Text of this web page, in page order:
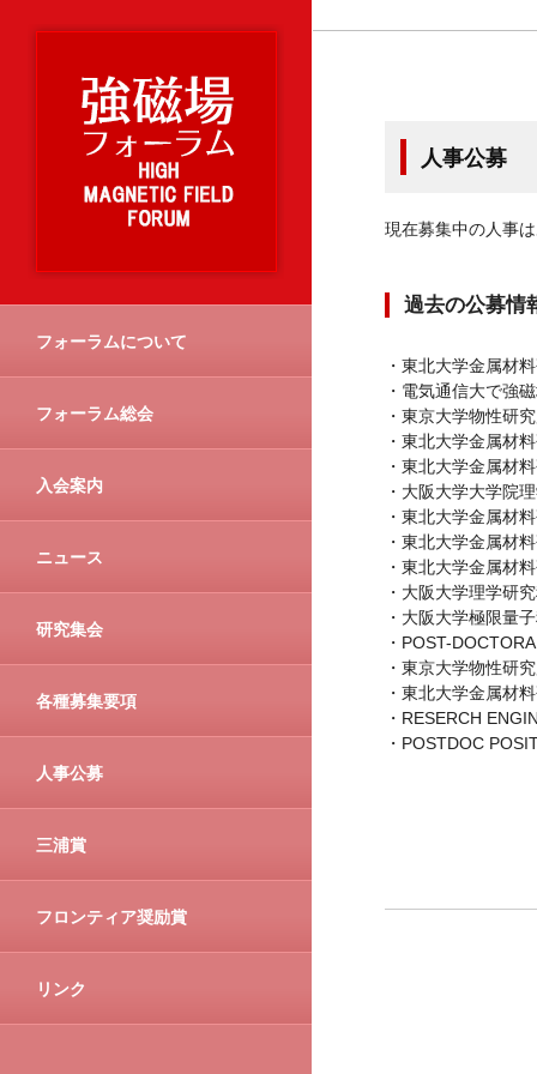
フォーラムについて
フォーラム総会
入会案内
ニュース
研究集会
各種募集要項
人事公募
三浦賞
フロンティア奨励賞
リンク
人事公募
現在募集中の人事
過去の公募情
・東北大学金属
・電気通信大で強
・東京大学物性研
・東北大学金属材
・東北大学金属
・大阪大学大学院
・東北大学金属
・東北大学金属
・東北大学金属
・大阪大学理学研
・大阪大学極限量
・POST-
・東京大学物性研
・東北大学金属材
・RESERCH
・POSTDOC